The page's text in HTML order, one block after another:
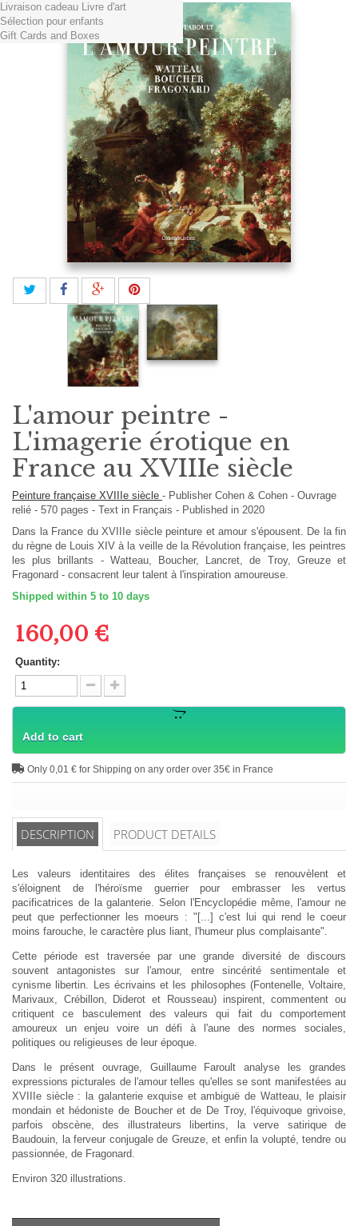
Livraison cadeau Livre d'art
Sélection pour enfants
Gift Cards and Boxes
L'amour peintre -
L'imagerie érotique en
France au XVIIIe siècle
Peinture française XVIIIe siècle - Publisher Cohen & Cohen - Ouvrage
relié - 570 pages - Text in Français - Published in 2020
Dans la France du XVIIIe siècle peinture et amour s'épousent. De la fin
du règne de Louis XIV à la veille de la Révolution française, les peintres
les plus brillants - Watteau, Boucher, Lancret, de Troy, Greuze et
Fragonard - consacrent leur talent à l'inspiration amoureuse.
Shipped within 5 to 10 days
160,00 €
Quantity:
Add to cart
Only 0,01 € for Shipping on any order over 35€ in France
DESCRIPTION PRODUCT DETAILS
Les valeurs identitaires des élites françaises se renouvèlent et
s'éloignent de l'héroïsme guerrier pour embrasser les vertus
pacificatrices de la galanterie. Selon l'Encyclopédie même, l'amour ne
peut que perfectionner les moeurs : "[...] c'est lui qui rend le coeur
moins farouche, le caractère plus liant, l'humeur plus complaisante".
Cette période est traversée par une grande diversité de discours
souvent antagonistes sur l'amour, entre sincérité sentimentale et
cynisme libertin. Les écrivains et les philosophes (Fontenelle, Voltaire,
Marivaux, Crébillon, Diderot et Rousseau) inspirent, commentent ou
critiquent ce basculement des valeurs qui fait du comportement
amoureux un enjeu voire un défi à l'aune des normes sociales,
politiques ou religieuses de leur époque.
Dans le présent ouvrage, Guillaume Faroult analyse les grandes
expressions picturales de l'amour telles qu'elles se sont manifestées au
XVIIIe siècle : la galanterie exquise et ambiguë de Watteau, le plaisir
mondain et hédoniste de Boucher et de De Troy, l'équivoque grivoise,
parfois obscène, des illustrateurs libertins, la verve satirique de
Baudouin, la ferveur conjugale de Greuze, et enfin la volupté, tendre ou
passionnée, de Fragonard.
Environ 320 illustrations.